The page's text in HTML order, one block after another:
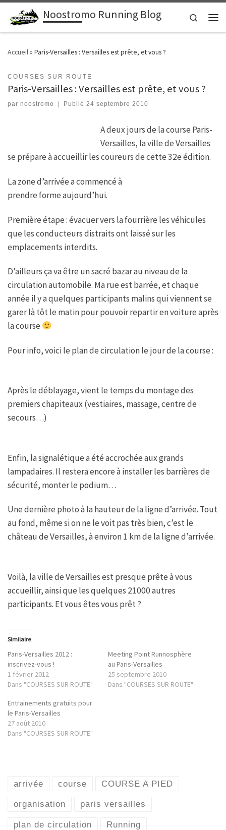
Passer au contenuNoostromo Running Blog
Search
Accueil» Paris-Versailles : Versailles est prête, et vous ?
COURSES SUR ROUTE
Paris-Versailles : Versailles est prête, et vous ?
par noostromo Publié24 septembre 2010
A deux jours de la course Paris-
Versailles, la ville de Versailles
se prépare à accueillir les coureurs de cette 32e édition.
La zone d’arrivée a commencé à
prendre forme aujourd’hui.
Première étape : évacuer vers la fourrière les véhicules
que les conducteurs distraits ont laissé sur les
emplacements interdits.
D’ailleurs ça va être un sacré bazar au niveau de la
circulation automobile. Ma rue est barrée, et chaque
année il y a quelques participants malins qui viennent se
garer là tôt le matin pour pouvoir repartir en voiture après
la course
Pour info, voici le plan de circulation le jour de la course :
Après le déblayage, vient le temps du montage des
premiers chapiteaux (vestiaires, massage, centre de
secours…)
Enfin, la signalétique a été accrochée aux grands
lampadaires. Il restera encore à installer les barrières de
sécurité, monter le podium…
Une dernière photo à la hauteur de la ligne d’arrivée. Tout
au fond, même si on ne le voit pas très bien, c’est le
château de Versailles, à environ 1 km de la ligne d’arrivée.
Voilà, la ville de Versailles est presque prête à vous
accueillir, ainsi que les quelques 21000 autres
participants. Et vous êtes vous prêt ?
Similaire
Paris-Versailles 2012 :
inscrivez-vous !
1 février 2012
Dans "COURSES SUR ROUTE"
Meeting Point Runnosphère
au Paris-Versailles
25 septembre 2010
Dans "COURSES SUR ROUTE"
Entrainements gratuits pour
le Paris-Versailles
27 août 2010
Dans "COURSES SUR ROUTE"
arrivée course COURSE A PIED
organisation paris versailles
plan de circulation Running